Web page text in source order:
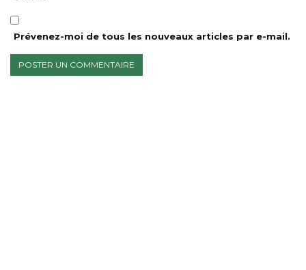
Prévenez-moi de tous les nouveaux articles par e-mail.